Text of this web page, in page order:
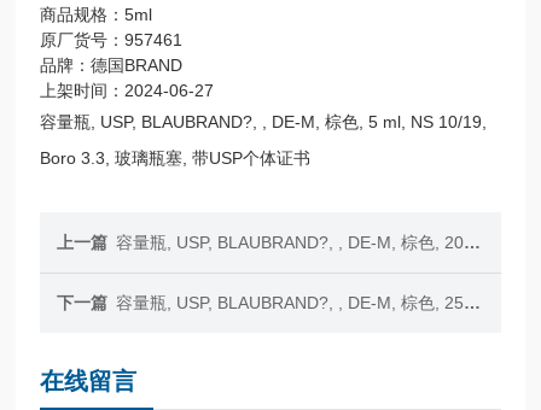
商品规格：5ml
原厂货号：957461
品牌：德国BRAND
上架时间：2024-06-27
容量瓶, USP, BLAUBRAND?, , DE-M, 棕色, 5 ml, NS 10/19,
Boro 3.3, 玻璃瓶塞, 带USP个体证书
上一篇 容量瓶, USP, BLAUBRAND?, , DE-M, 棕色, 20 ml, NS 10/19, Boro 3.3, 玻璃瓶塞, 带USP个体证书
下一篇 容量瓶, USP, BLAUBRAND?, , DE-M, 棕色, 25 ml, NS 10/19, Boro 3.3, 玻璃瓶塞, 带USP个体证书
在线留言